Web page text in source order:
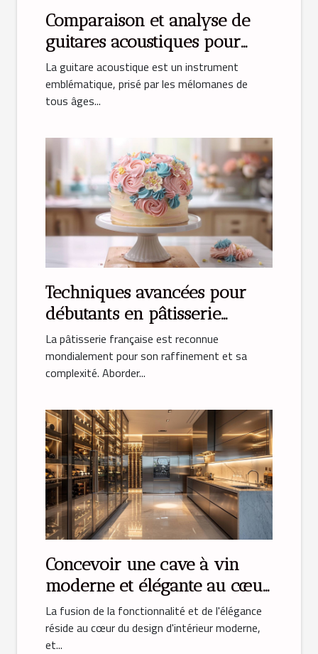
Comparaison et analyse de
guitares acoustiques pour
débutants
La guitare acoustique est un instrument
emblématique, prisé par les mélomanes de
tous âges...
Techniques avancées pour
débutants en pâtisserie
française
La pâtisserie française est reconnue
mondialement pour son raffinement et sa
complexité. Aborder...
Concevoir une cave à vin
moderne et élégante au cœur
de votre cuisine
La fusion de la fonctionnalité et de l'élégance
réside au cœur du design d'intérieur moderne,
et...